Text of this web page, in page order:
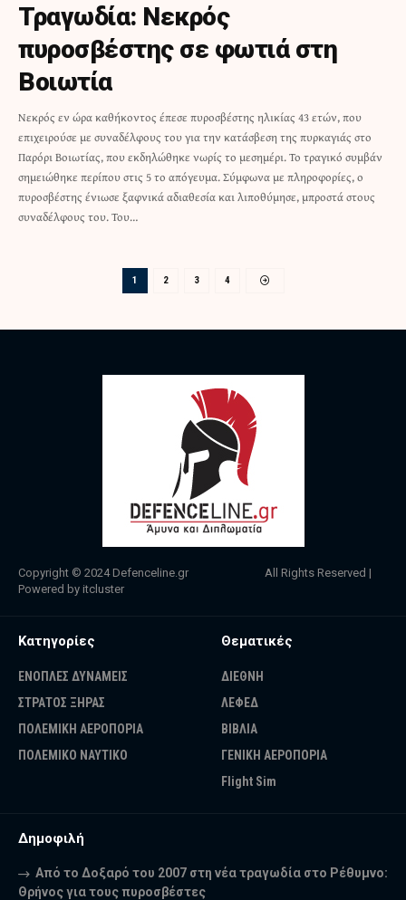
Τραγωδία: Νεκρός
πυροσβέστης σε φωτιά στη
Βοιωτία
Νεκρός εν ώρα καθήκοντος έπεσε πυροσβέστης ηλικίας 43 ετών, που
επιχειρούσε με συναδέλφους του για την κατάσβεση της πυρκαγιάς στο
Παρόρι Βοιωτίας, που εκδηλώθηκε νωρίς το μεσημέρι. Το τραγικό συμβάν
σημειώθηκε περίπου στις 5 το απόγευμα. Σύμφωνα με πληροφορίες, ο
πυροσβέστης ένιωσε ξαφνικά αδιαθεσία και λιποθύμησε, μπροστά στους
συναδέλφους του. Του…
1 2 3 4
Copyright © 2024 Defenceline.gr All Rights Reserved |
Powered by itcluster
Κατηγορίες
ΕΝΟΠΛΕΣ ΔΥΝΑΜΕΙΣ
ΣΤΡΑΤΟΣ ΞΗΡΑΣ
ΠΟΛΕΜΙΚΗ ΑΕΡΟΠΟΡΙΑ
ΠΟΛΕΜΙΚΟ ΝΑΥΤΙΚΟ
Θεματικές
ΔΙΕΘΝΗ
ΛΕΦΕΔ
ΒΙΒΛΙΑ
ΓΕΝΙΚΗ ΑΕΡΟΠΟΡΙΑ
Flight Sim
Δημοφιλή
Από το Δοξαρό του 2007 στη νέα τραγωδία στο Ρέθυμνο:
Θρήνος για τους πυροσβέστες